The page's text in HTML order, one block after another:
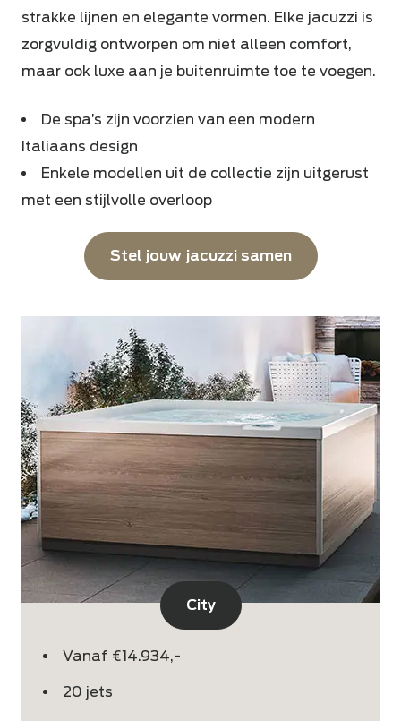
strakke lijnen en elegante vormen. Elke jacuzzi is
zorgvuldig ontworpen om niet alleen comfort,
maar ook luxe aan je buitenruimte toe te voegen.
De spa’s zijn voorzien van een modern
Italiaans design
Enkele modellen uit de collectie zijn uitgerust
met een stijlvolle overloop
Stel jouw jacuzzi samen
Vanaf €14.934,-
20 jets
City